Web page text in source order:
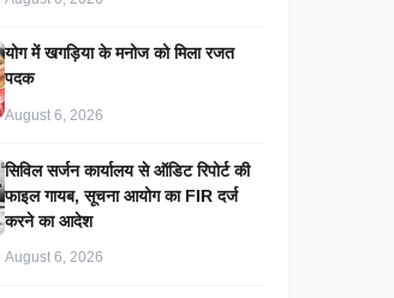
​योग में खगड़िया के मनोज को मिला रजत
पदक
August 6, 2026
सिविल सर्जन कार्यालय से ऑडिट रिपोर्ट की
फाइल गायब, सूचना आयोग का FIR दर्ज
करने का आदेश
August 6, 2026